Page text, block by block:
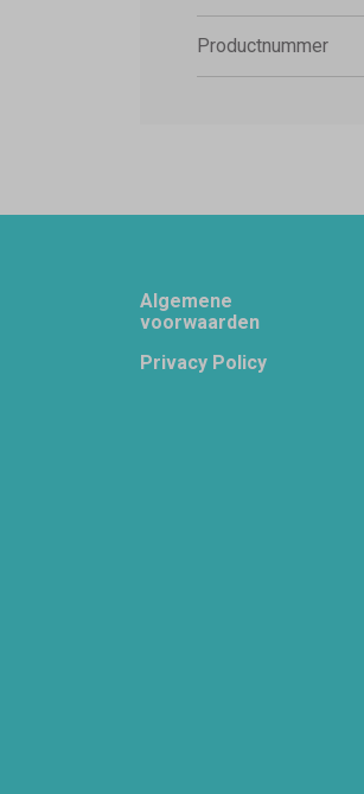
Productnummer
Footer
Algemene
voorwaarden
Privacy Policy